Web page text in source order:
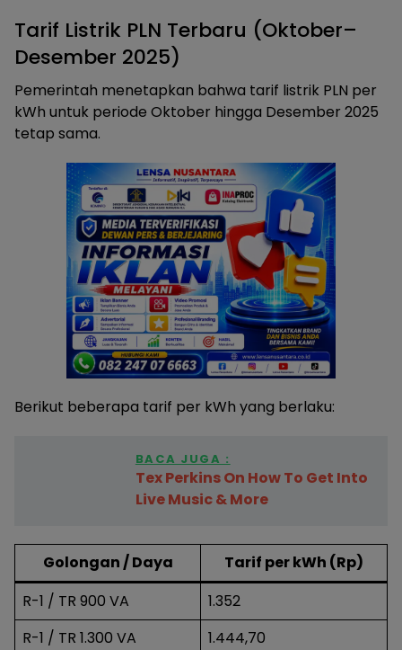
Tarif Listrik PLN Terbaru (Oktober–
Desember 2025)
Pemerintah menetapkan bahwa tarif listrik PLN per
kWh untuk periode Oktober hingga Desember 2025
tetap sama.
Berikut beberapa tarif per kWh yang berlaku:
BACA JUGA :
Tex Perkins On How To Get Into
Live Music & More
Golongan / Daya
Tarif per kWh (Rp)
R-1 / TR 900 VA
1.352
R-1 / TR 1.300 VA
1.444,70